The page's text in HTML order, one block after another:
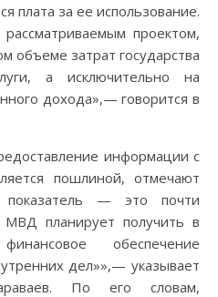
плата за ее использование.
проектом,
объеме затрат государства
а исключительно на
дохода»,— говорится в
информации с
пошлиной, отмечают
показатель — это почти
планирует получить в
обеспечение
дел»»,— указывает
По его словам,